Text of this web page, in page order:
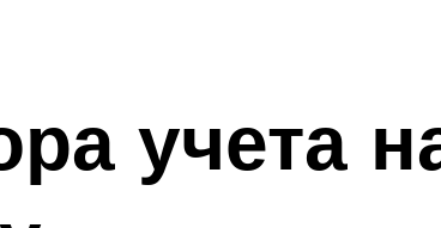
учета